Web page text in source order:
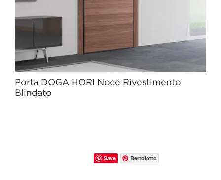
Porta DOGA HORI Noce Rivestimento
Blindato
Save Bertolotto